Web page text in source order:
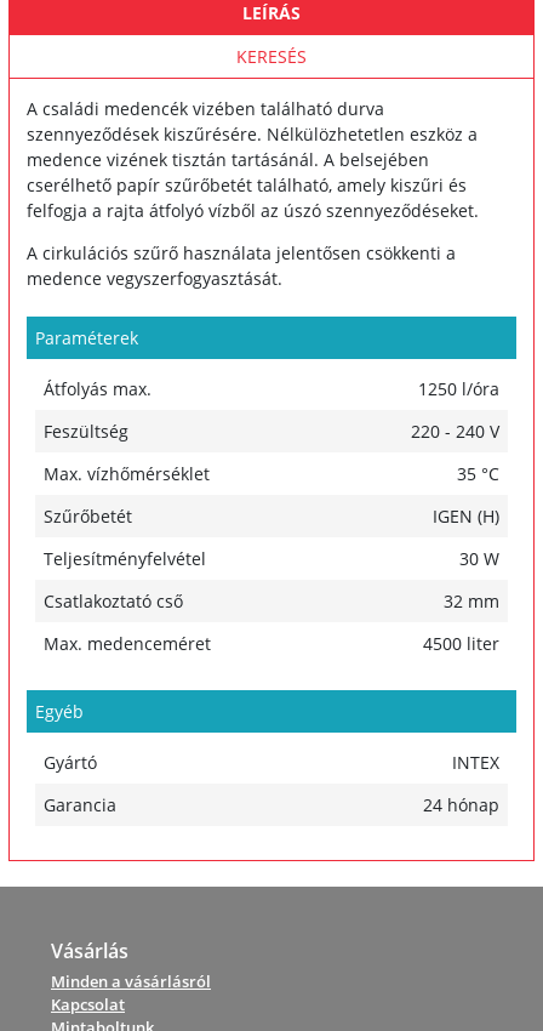
LEÍRÁS
KERESÉS
A családi medencék vizében található durva
szennyeződések kiszűrésére. Nélkülözhetetlen eszköz a
medence vizének tisztán tartásánál. A belsejében
cserélhető papír szűrőbetét található, amely kiszűri és
felfogja a rajta átfolyó vízből az úszó szennyeződéseket.
A cirkulációs szűrő használata jelentősen csökkenti a
medence vegyszerfogyasztását.
Paraméterek
Átfolyás max.
1250 l/óra
Feszültség
220 - 240 V
Max. vízhőmérséklet
35 °C
Szűrőbetét
IGEN (H)
Teljesítményfelvétel
30 W
Csatlakoztató cső
32 mm
Max. medenceméret
4500 liter
Egyéb
Gyártó
INTEX
Garancia
24 hónap
Vásárlás
Minden a vásárlásról
Kapcsolat